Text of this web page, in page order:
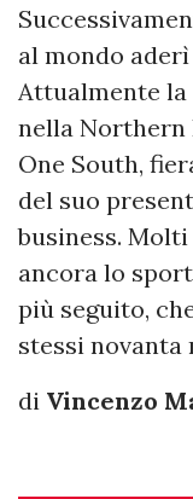
al mondo
Attualmente
nella Northern
One South,
del suo
business.
ancora lo
più seguito,
stessi novanta
di Vincenzo